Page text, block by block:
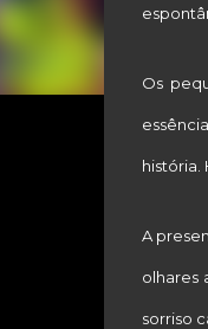
Os
história.
A
olhares
sorriso